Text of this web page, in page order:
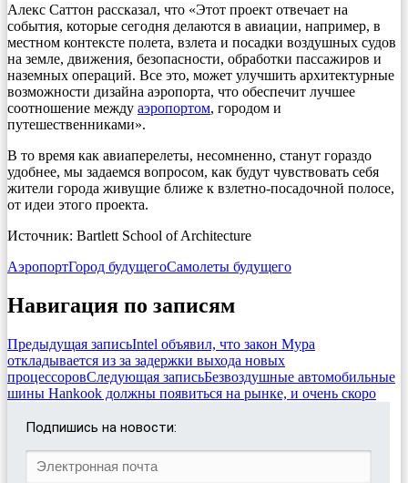
Алекс Саттон рассказал, что «Этот проект отвечает на
события, которые сегодня делаются в авиации, например, в
местном контексте полета, взлета и посадки воздушных судов
на земле, движения, безопасности, обработки пассажиров и
наземных операций. Все это, может улучшить архитектурные
возможности дизайна аэропорта, что обеспечит лучшее
соотношение между аэропортом, городом и
путешественниками».
В то время как авиаперелеты, несомненно, станут гораздо
удобнее, мы задаемся вопросом, как будут чувствовать себя
жители города живущие ближе к взлетно-посадочной полосе,
от идеи этого проекта.
Источник: Bartlett School of Architecture
АэропортГород будущегоСамолеты будущего
Навигация по записям
Предыдущая записьIntel объявил, что закон Мура
откладывается из за задержки выхода новых
процессоровСледующая записьБезвоздушные автомобильные
шины Hankook должны появиться на рынке, и очень скоро
Подпишись на новости: